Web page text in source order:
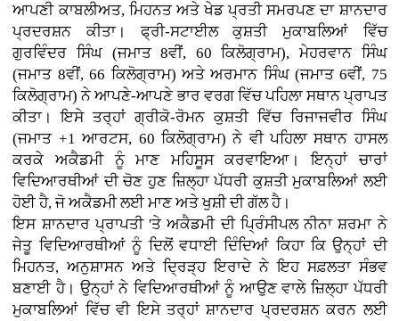
ਆਪਣੀ ਕਾਬਲੀਅਤ, ਮਿਹਨਤ ਅਤੇ ਖੇਡ ਪ੍ਰਤੀ ਸਮਰਪਣ ਦਾ ਸ਼ਾਨਦਾਰ
ਪ੍ਰਦਰਸ਼ਨ ਕੀਤਾ। ਫ੍ਰੀ-ਸਟਾਈਲ ਕੁਸ਼ਤੀ ਮੁਕਾਬਲਿਆਂ ਵਿੱਚ
ਗੁਰਵਿੰਦਰ ਸਿੰਘ (ਜਮਾਤ 8ਵੀਂ, 60 ਕਿਲੋਗ੍ਰਾਮ), ਮੇਹਰਵਾਨ ਸਿੰਘ
(ਜਮਾਤ 8ਵੀਂ, 66 ਕਿਲੋਗ੍ਰਾਮ) ਅਤੇ ਅਰਮਾਨ ਸਿੰਘ (ਜਮਾਤ 6ਵੀਂ, 75
ਕਿਲੋਗ੍ਰਾਮ) ਨੇ ਆਪਣੇ-ਆਪਣੇ ਭਾਰ ਵਰਗ ਵਿੱਚ ਪਹਿਲਾ ਸਥਾਨ ਪ੍ਰਾਪਤ
ਕੀਤਾ। ਇਸੇ ਤਰ੍ਹਾਂ ਗ੍ਰੀਕੋ-ਰੋਮਨ ਕੁਸ਼ਤੀ ਵਿੱਚ ਰਿਜਾਜਵੀਰ ਸਿੰਘ
(ਜਮਾਤ +1 ਆਰਟਸ, 60 ਕਿਲੋਗ੍ਰਾਮ) ਨੇ ਵੀ ਪਹਿਲਾ ਸਥਾਨ ਹਾਸਲ
ਕਰਕੇ ਅਕੈਡਮੀ ਨੂੰ ਮਾਣ ਮਹਿਸੂਸ ਕਰਵਾਇਆ। ਇਨ੍ਹਾਂ ਚਾਰਾਂ
ਵਿਦਿਆਰਥੀਆਂ ਦੀ ਚੋਣ ਹੁਣ ਜ਼ਿਲ੍ਹਾ ਪੱਧਰੀ ਕੁਸ਼ਤੀ ਮੁਕਾਬਲਿਆਂ ਲਈ
ਹੋਈ ਹੈ, ਜੋ ਅਕੈਡਮੀ ਲਈ ਮਾਣ ਅਤੇ ਖੁਸ਼ੀ ਦੀ ਗੱਲ ਹੈ।
ਇਸ ਸ਼ਾਨਦਾਰ ਪ੍ਰਾਪਤੀ 'ਤੇ ਅਕੈਡਮੀ ਦੀ ਪ੍ਰਿੰਸੀਪਲ ਨੀਨਾ ਸ਼ਰਮਾ ਨੇ
ਜੇਤੂ ਵਿਦਿਆਰਥੀਆਂ ਨੂੰ ਦਿਲੋਂ ਵਧਾਈ ਦਿੰਦਿਆਂ ਕਿਹਾ ਕਿ ਉਨ੍ਹਾਂ ਦੀ
ਮਿਹਨਤ, ਅਨੁਸ਼ਾਸਨ ਅਤੇ ਦ੍ਰਿੜ੍ਹ ਇਰਾਦੇ ਨੇ ਇਹ ਸਫ਼ਲਤਾ ਸੰਭਵ
ਬਣਾਈ ਹੈ। ਉਨ੍ਹਾਂ ਨੇ ਵਿਦਿਆਰਥੀਆਂ ਨੂੰ ਆਉਣ ਵਾਲੇ ਜ਼ਿਲ੍ਹਾ ਪੱਧਰੀ
ਮੁਕਾਬਲਿਆਂ ਵਿੱਚ ਵੀ ਇਸੇ ਤਰ੍ਹਾਂ ਸ਼ਾਨਦਾਰ ਪ੍ਰਦਰਸ਼ਨ ਕਰਨ ਲਈ